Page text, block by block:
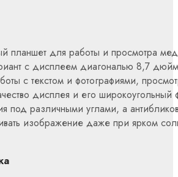
планшет для работы и просмотра
с дисплеем диагональю 8,7
с текстом и фотографиями,
дисплея и его широкоугольный
под различными углами, а
изображение даже при ярком